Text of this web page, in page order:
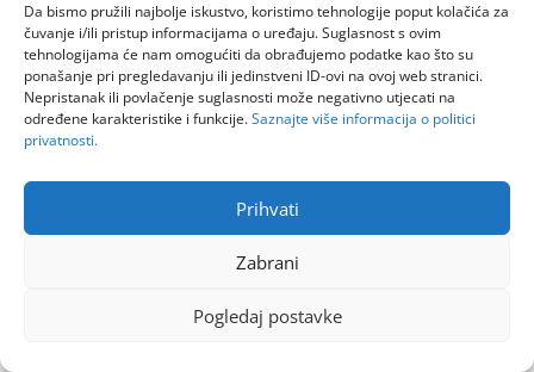
Da bismo pružili najbolje iskustvo, koristimo tehnologije poput kolačića za
čuvanje i/ili pristup informacijama o uređaju. Suglasnost s ovim
tehnologijama će nam omogućiti da obrađujemo podatke kao što su
ponašanje pri pregledavanju ili jedinstveni ID-ovi na ovoj web stranici.
Nepristanak ili povlačenje suglasnosti može negativno utjecati na
određene karakteristike i funkcije.Saznajte više informacija o politici
privatnosti.
Prihvati
Zabrani
Pogledaj postavke